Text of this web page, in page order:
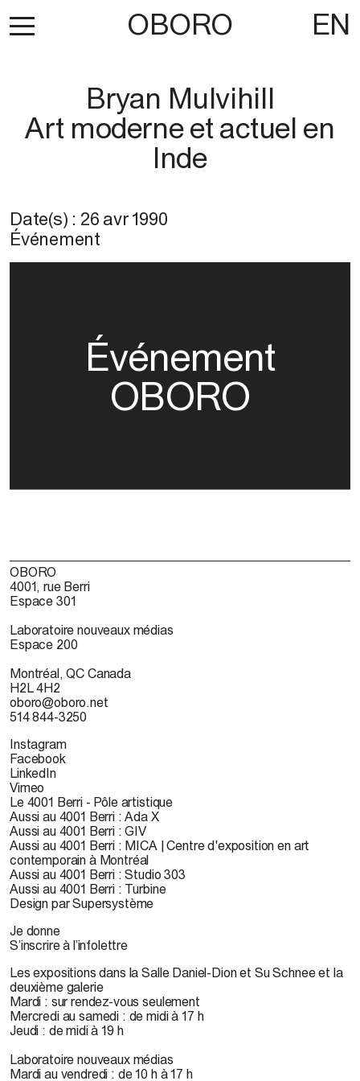
OBORO EN
Bryan Mulvihill
Art moderne et actuel en
Inde
Date(s) : 26 avr 1990
Événement
Événement
OBORO
OBORO
4001, rue Berri
Espace 301
Laboratoire nouveaux médias
Espace 200
Montréal, QC Canada
H2L 4H2
oboro@oboro.net
514 844-3250
Instagram
Facebook
LinkedIn
Vimeo
Le 4001 Berri - Pôle artistique
Aussi au 4001 Berri : Ada X
Aussi au 4001 Berri : GIV
Aussi au 4001 Berri : MICA | Centre d'exposition en art
contemporain à Montréal
Aussi au 4001 Berri : Studio 303
Aussi au 4001 Berri : Turbine
Design par Supersystème
Je donne
S’inscrire à l’infolettre
Les expositions dans la Salle Daniel-Dion et Su Schnee et la
deuxième galerie
Mardi : sur rendez-vous seulement
Mercredi au samedi : de midi à 17 h
Jeudi : de midi à 19 h
Laboratoire nouveaux médias
Mardi au vendredi : de 10 h à 17 h